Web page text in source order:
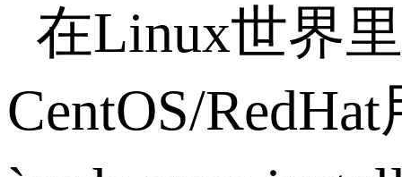
在Linux世界
CentOS/RedHat